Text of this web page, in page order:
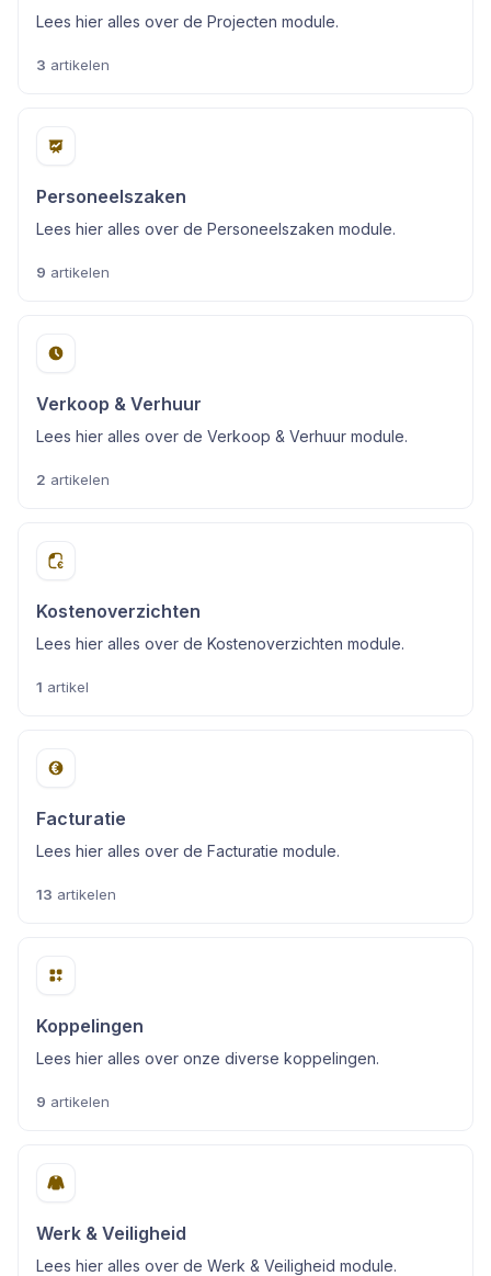
Lees hier alles over de Projecten module.
3 artikelen
Personeelszaken
Lees hier alles over de Personeelszaken module.
9 artikelen
Verkoop & Verhuur
Lees hier alles over de Verkoop & Verhuur module.
2 artikelen
Kostenoverzichten
Lees hier alles over de Kostenoverzichten module.
1 artikel
Facturatie
Lees hier alles over de Facturatie module.
13 artikelen
Koppelingen
Lees hier alles over onze diverse koppelingen.
9 artikelen
Werk & Veiligheid
Lees hier alles over de Werk & Veiligheid module.